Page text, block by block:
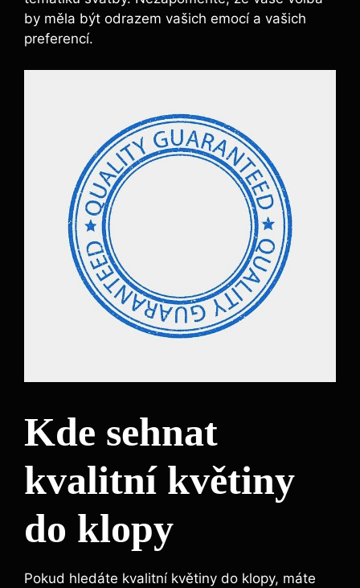
by měla být odrazem vašich emocí a vašich
preferencí.
Kde sehnat
kvalitní květiny
do klopy
Pokud hledáte kvalitní květiny do klopy, máte